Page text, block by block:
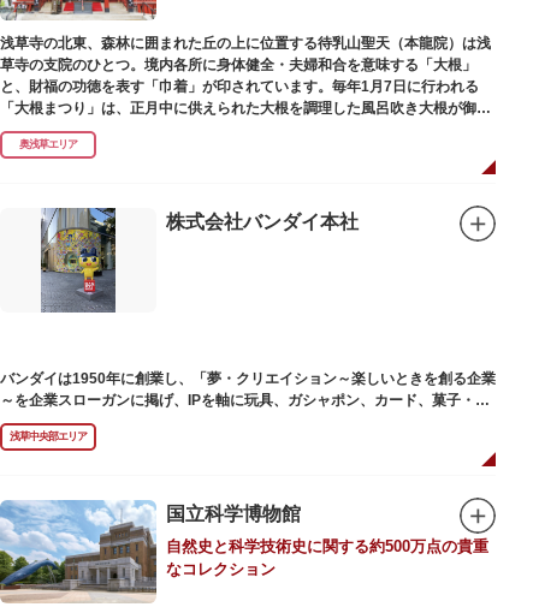
浅草寺の北東、森林に囲まれた丘の上に位置する待乳山聖天（本龍院）は浅
草寺の支院のひとつ。境内各所に身体健全・夫婦和合を意味する「大根」
と、財福の功徳を表す「巾着」が印されています。毎年1月7日に行われる
「大根まつり」は、正月中に供えられた大根を調理した風呂吹き大根が御神
酒とともに参拝者に振る舞われるイベント。聖天様のお下がりの大根をいた
だくことで、心身健康のご利益があるそうです。
養する最高の祈祷法。心願成就の力があると考えられており、依頼すると7
日間毎朝祈祷していただけます。また、浅草名所七福神のひとつとしても知
られ、毘沙門天が祀られています。
奥浅草エリア
株式会社バンダイ本社
バンダイは1950年に創業し、「夢・クリエイション～楽しいときを創る企業
～を企業スローガンに掲げ、IPを軸に玩具、ガシャポン、カード、菓子・食
品・食玩、アパレル、日用雑貨など、お客さまの身近で楽しんでいただける
エンターテインメントをお届けしています。
浅草中央部エリア
国立科学博物館
自然史と科学技術史に関する約500万点の貴重
なコレクション